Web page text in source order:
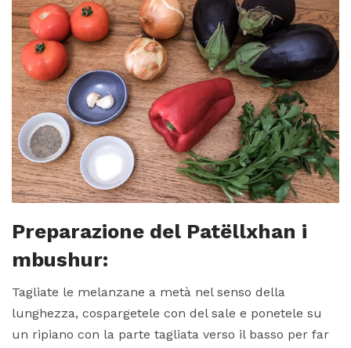
Preparazione del Patëllxhan i
mbushur:
Tagliate le melanzane a metà nel senso della
lunghezza, cospargetele con del sale e ponetele su
un ripiano con la parte tagliata verso il basso per far